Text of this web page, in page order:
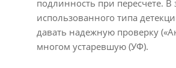
подлинность при пересчете. В
использованного типа
давать надежную проверку
многом устаревшую (УФ).